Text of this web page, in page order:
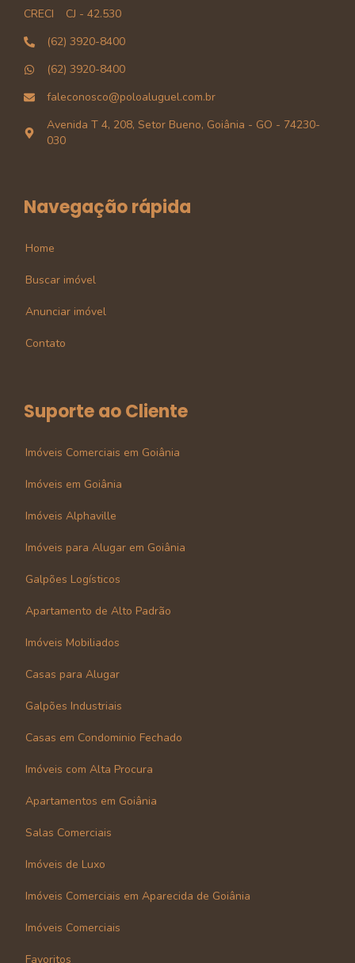
CRECI
CJ - 42.530
(62) 3920-8400
(62) 3920-8400
faleconosco@poloaluguel.com.br
Avenida T 4, 208, Setor Bueno, Goiânia - GO - 74230-
030
Navegação rápida
Home
Buscar imóvel
Anunciar imóvel
Contato
Suporte ao Cliente
Imóveis Comerciais em Goiânia
Imóveis em Goiânia
Imóveis Alphaville
Imóveis para Alugar em Goiânia
Galpões Logísticos
Apartamento de Alto Padrão
Imóveis Mobiliados
Casas para Alugar
Galpões Industriais
Casas em Condominio Fechado
Imóveis com Alta Procura
Apartamentos em Goiânia
Salas Comerciais
Imóveis de Luxo
Imóveis Comerciais em Aparecida de Goiânia
Imóveis Comerciais
Favoritos